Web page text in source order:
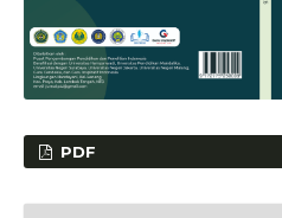
PDF